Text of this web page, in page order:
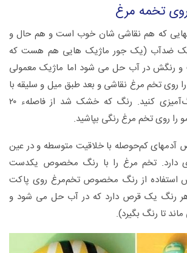
تخمه مرغ
که هم نقاشی شان خوب است و هم حال و
ضدآب (یک جور ماژیک هایی هم هست که
در آب حل می شود اما ماژیک معمولی
روی تخم ‌مرغ نقاشی و بعد طبق میل و سلیقه با
آبرنگ یا ماژیک رنگ‌آمیزی کنید. رنگ که خشک شد از فاصلهء ۲۰
را روی تخم‌ مرغ رنگی بپاشید.
کم‌حوصله با خلاقیت متوسطه و در عین
دارد. تخم مرغ را با رنگ مخصوص یکدست
استفاده از رنگ مخصوص تخم‌مرغ روی پاکت
هر رنگ یک قرص دارد که در آب حل می شود و
تا رنگ بگیرد).